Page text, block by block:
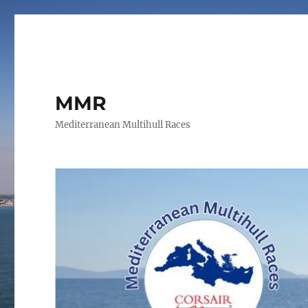
MMR
Mediterranean Multihull Races